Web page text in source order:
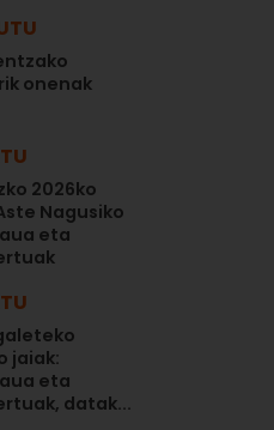
onenak
2026ko
Nagusiko
eta
jaiak:
eta
datak...